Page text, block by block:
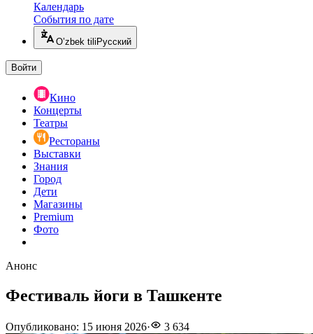
Календарь
События по дате
O’zbek tili Русский
Войти
Кино
Концерты
Театры
Рестораны
Выставки
Знания
Город
Дети
Магазины
Premium
Фото
Анонс
Фестиваль йоги в Ташкенте
Опубликовано: 15 июня 2026· 3 634